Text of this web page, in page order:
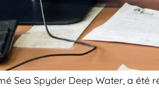
Sea Spyder Deep Water, a été